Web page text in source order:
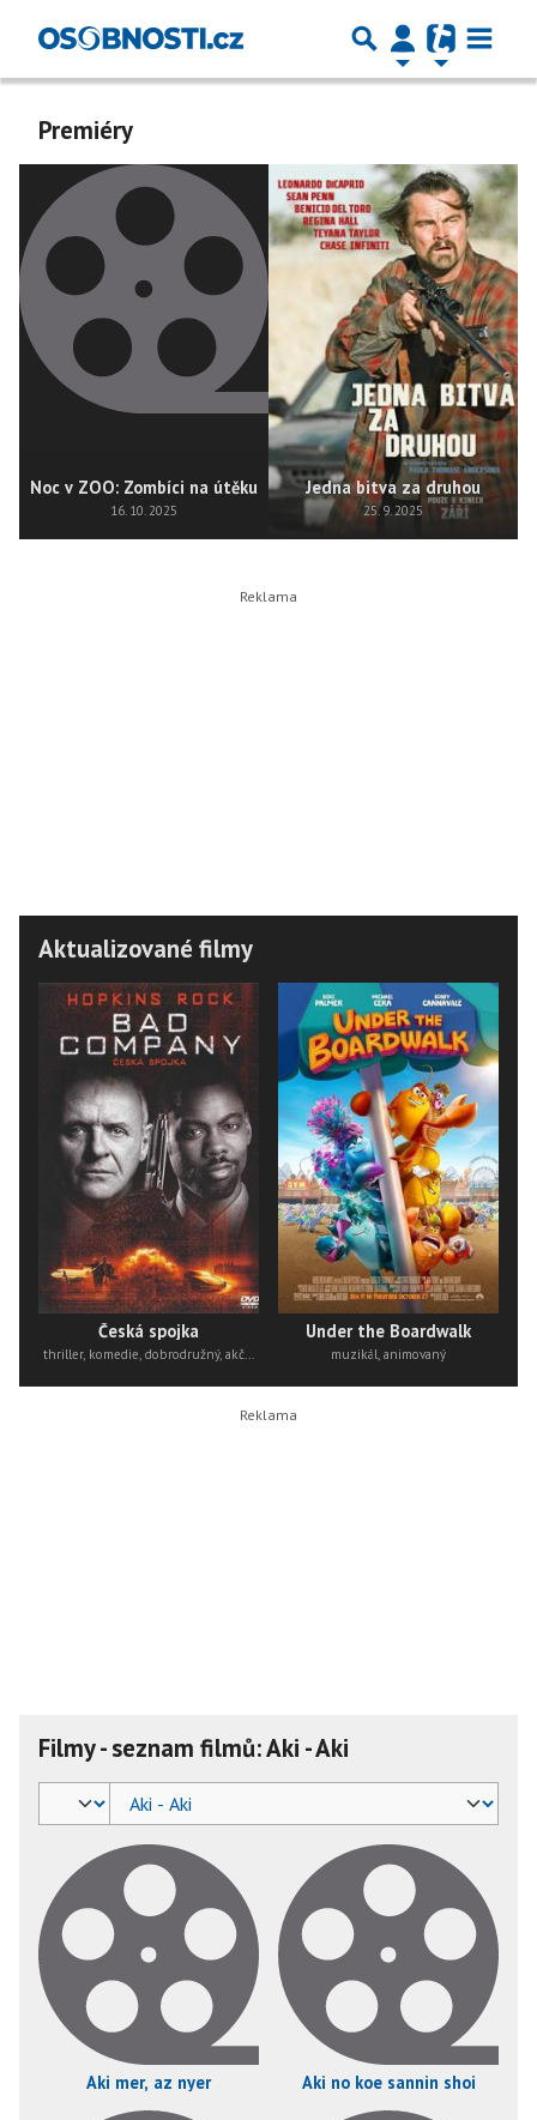
Premiéry
Noc v ZOO: Zombíci na útěku
16. 10. 2025
Jedna bitva za druhou
25. 9. 2025
Aktualizované filmy
Česká spojka
thriller, komedie, dobrodružný, akční
Under the Boardwalk
muzikál, animovaný
Filmy - seznam filmů: Aki - Aki
Aki mer, az nyer Aki no koe sannin shoi